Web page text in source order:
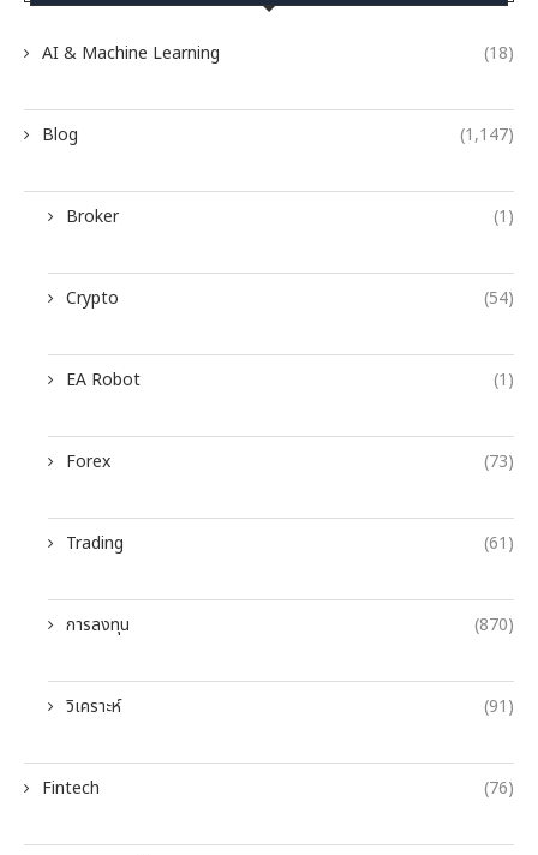
AI & Machine Learning (18)
Blog (1,147)
Broker (1)
Crypto (54)
EA Robot (1)
Forex (73)
Trading (61)
การลงทุน (870)
วิเคราะห์ (91)
Fintech (76)